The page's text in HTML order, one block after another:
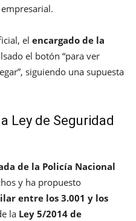
el encargado de la
el botón “para ver
siguiendo una supuesta
Ley de Seguridad
de la Policía Nacional
y ha propuesto
entre los 3.001 y los
la Ley 5/2014 de